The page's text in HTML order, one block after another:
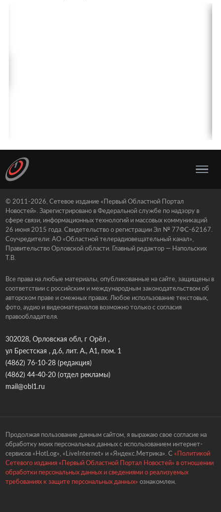
© 2011-2026, Сетевое издание «Первый Областной Портал
Новостей». Зарегистрировано в Федеральной службе по надзору в
сфере связи, информационных технологий и массовых коммуникаций
26 июня 2015 года. Свидетельство о регистрации Эл № 77ФС-62167.
Соучредители: АО «Областной телерадиовещательный канал»,
Правительство Орловской области. Главный редактор — Напольских
Т.В.
Все права на любые материалы, опубликованные на сайте, защищены в
соответствии с российским и международным законодательством об
авторском праве и смежных правах. Любое использование текстовых,
фото, аудио и видеоматериалов возможно только с согласия
правообладателя.
302028, Орловская обл, г Орёл ,
ул Брестская , д.6, лит. А., А1, пом. 1
(4862) 76-10-28(редакция)
(4862) 44-40-20(отдел рекламы)
mail@obl1.ru
Продолжая пользование данным сайтом, я выражаю свое согласие на
обработку моих персональных данных с использованием интернет-
сервисов «HotLog», «LiveInternet» и «Яндекс.Метрика». С «Политикой
Сетевого издания «Первый Областной Портал Новостей» в отношении
обработки персональных данных и сведениями о реализуемых
требованиях к защите персональных данных» ознакомлен.